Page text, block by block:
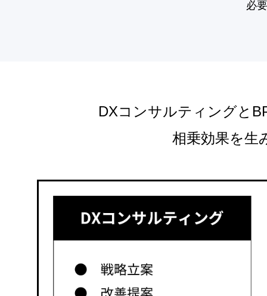
必
DXコンサルティングと
相乗効果を生